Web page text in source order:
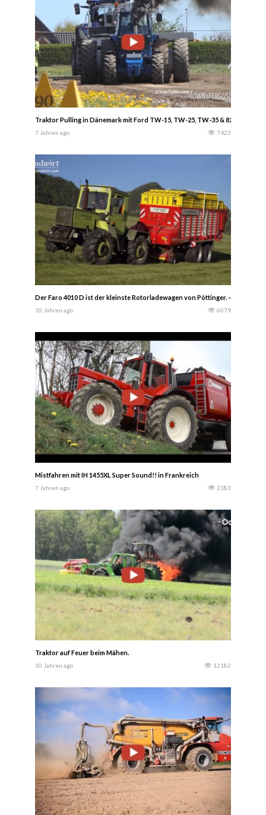
Traktor Pulling in Dänemark mit Ford TW-15, TW-25, TW-35 & 8200 … viel
7 Jahren ago 7423
Der Faro 4010 D ist der kleinste Rotorladewagen von Pöttinger. —
10 Jahren ago 6079
Mistfahren mit IH 1455XL Super Sound!! in Frankreich
7 Jahren ago 2383
Traktor auf Feuer beim Mähen.
10 Jahren ago 12182